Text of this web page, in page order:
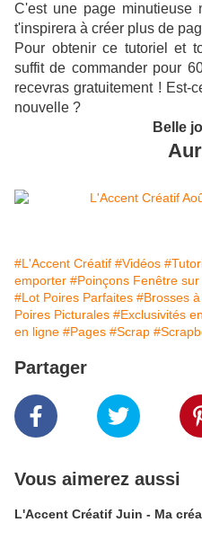
C'est une page minutieuse
t'inspirera à créer plus de
Pour obtenir ce tutoriel et
suffit de commander pour
recevras gratuitement ! Est-
nouvelle ?
Belle
#L'Accent Créatif #Vidéos
emporter #Poinçons Fenêtre sur
#Lot Poires Parfaites #Brosses
Poires Picturales #Exclusivités
en ligne #Pages #Scrap
Partager
Vous aimerez aussi
L'Accent Créatif Juin - Ma